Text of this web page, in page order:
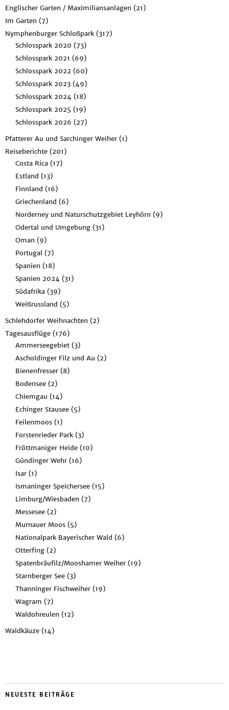
Englischer Garten / Maximiliansanlagen (21)
Im Garten (7)
Nymphenburger Schloßpark (317)
Schlosspark 2020 (73)
Schlosspark 2021 (69)
Schlosspark 2022 (60)
Schlosspark 2023 (49)
Schlosspark 2024 (18)
Schlosspark 2025 (19)
Schlosspark 2026 (27)
Pfatterer Au und Sarchinger Weiher (1)
Reiseberichte (201)
Costa Rica (17)
Estland (13)
Finnland (16)
Griechenland (6)
Norderney und Naturschutzgebiet Leyhörn (9)
Odertal und Umgebung (31)
Oman (9)
Portugal (7)
Spanien (18)
Spanien 2024 (31)
Südafrika (39)
Weißrussland (5)
Schlehdorfer Weihnachten (2)
Tagesausflüge (176)
Ammerseegebiet (3)
Ascholdinger Filz und Au (2)
Bienenfresser (8)
Bodensee (2)
Chiemgau (14)
Echinger Stausee (5)
Feilenmoos (1)
Forstenrieder Park (3)
Fröttmaniger Heide (10)
Gündinger Wehr (16)
Isar (1)
Ismaninger Speichersee (15)
Limburg/Wiesbaden (7)
Messesee (2)
Murnauer Moos (5)
Nationalpark Bayerischer Wald (6)
Otterfing (2)
Spatenbräufilz/Mooshamer Weiher (19)
Starnberger See (3)
Thanninger Fischweiher (19)
Wagram (7)
Waldohreulen (12)
Waldkäuze (14)
NEUESTE BEITRÄGE